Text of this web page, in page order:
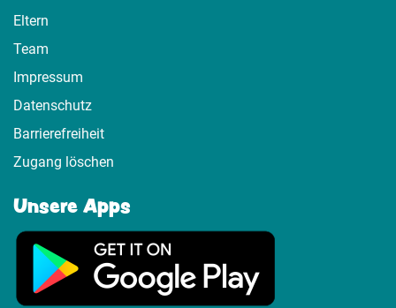
Eltern
Team
Impressum
Datenschutz
Barrierefreiheit
Zugang löschen
Unsere Apps